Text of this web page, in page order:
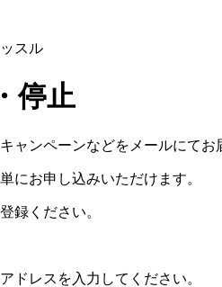
スル
停止
ャンペーンなどをメールにてお
にお申し込みいただけます。
録ください。
ドレスを入力してください。